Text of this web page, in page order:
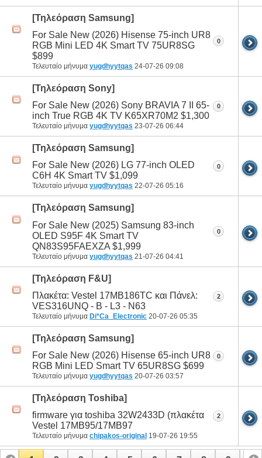
[Τηλεόραση Samsung]
For Sale New (2026) Hisense 75-inch UR8
RGB Mini LED 4K Smart TV 75UR8SG
$899
Τελευταίο μήνυμα yugdhyytqas 24-07-26 09:08
0
[Τηλεόραση Sony]
For Sale New (2026) Sony BRAVIA 7 II 65-
inch True RGB 4K TV K65XR70M2 $1,300
Τελευταίο μήνυμα yugdhyytqas 23-07-26 06:44
0
[Τηλεόραση Samsung]
For Sale New (2026) LG 77-inch OLED
C6H 4K Smart TV $1,099
Τελευταίο μήνυμα yugdhyytqas 22-07-26 05:16
0
[Τηλεόραση Samsung]
For Sale New (2025) Samsung 83-inch
OLED S95F 4K Smart TV
QN83S95FAEXZA $1,999
Τελευταίο μήνυμα yugdhyytqas 21-07-26 04:41
0
[Τηλεόραση F&U]
Πλακέτα: Vestel 17MB186TC και Πάνελ:
VES316UNQ - B - L3 - N63
Τελευταίο μήνυμα Di*Ca_Electronic 20-07-26 05:35
2
[Τηλεόραση Samsung]
For Sale New (2026) Hisense 65-inch UR8
RGB Mini LED Smart TV 65UR8SG $699
Τελευταίο μήνυμα yugdhyytqas 20-07-26 03:57
0
[Τηλεόραση Toshiba]
firmware για toshiba 32W2433D (πλακέτα
Vestel 17MB95/17MB97
Τελευταίο μήνυμα chipakos-original 19-07-26 19:55
2